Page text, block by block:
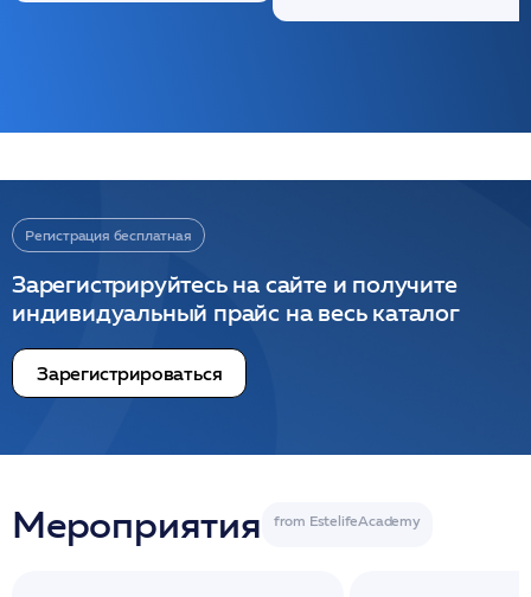
Регистрация бесплатная
Зарегистрируйтесь на сайте и получите
индивидуальный прайс на весь каталог
Зарегистрироваться
Мероприятия